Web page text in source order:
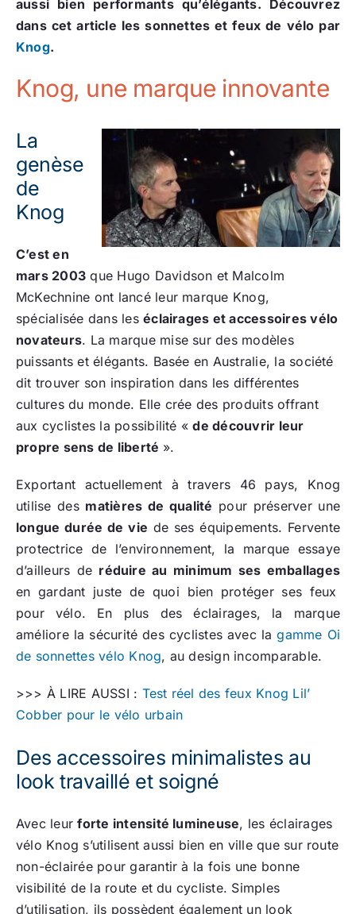
aussi bien performants qu’élégants. Découvrez
dans cet article les sonnettes et feux de vélo par
Knog.
Knog, une marque innovante
La
genèse
de
Knog
C’est en
mars 2003 que Hugo Davidson et Malcolm
McKechnine ont lancé leur marque Knog,
spécialisée dans leséclairages et accessoires vélo
novateurs. La marque mise sur des modèles
puissants et élégants. Basée en Australie, la société
dit trouver son inspiration dans les différentes
cultures du monde. Elle crée des produits offrant
aux cyclistes la possibilité «de découvrir leur
propre sens de liberté ».
Exportant actuellement à travers 46 pays, Knog
utilise des matières de qualité pour préserver une
longue durée de vie de ses équipements. Fervente
protectrice de l’environnement, la marque essaye
d’ailleurs de réduire au minimum ses emballages
en gardant juste de quoi bien protéger ses feux
pour vélo. En plus des éclairages, la marque
améliore la sécurité des cyclistes avec lagamme Oi
de sonnettes vélo Knog, au design incomparable.
>>> À LIRE AUSSI : Test réel des feux Knog Lil’
Cobber pour le vélo urbain
Des accessoires minimalistes au
look travaillé et soigné
Avec leurforte intensité lumineuse, les éclairages
vélo Knog s’utilisent aussi bien en ville que sur route
non-éclairée pour garantir à la fois une bonne
visibilité de la route et du cycliste. Simples
d’utilisation, ils possèdent également un look